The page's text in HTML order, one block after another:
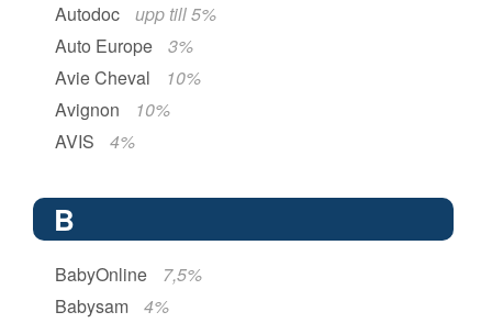
Autodoc
upp till 5%
Auto Europe
3%
Avie Cheval
10%
Avignon
10%
AVIS
4%
B
BabyOnline
7,5%
Babysam
4%